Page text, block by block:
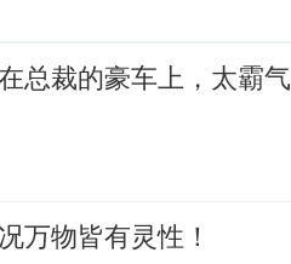
总裁的豪车上，太霸气
万物皆有灵性！